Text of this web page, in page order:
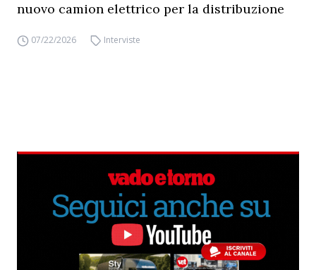
nuovo camion elettrico per la distribuzione
07/22/2026 Interviste